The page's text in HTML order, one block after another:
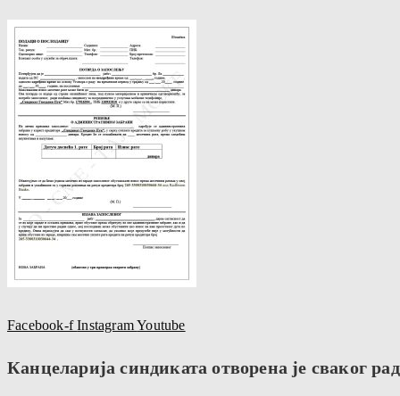
Facebook-f InstagramYoutube
Канцеларија синдиката отворена је сваког